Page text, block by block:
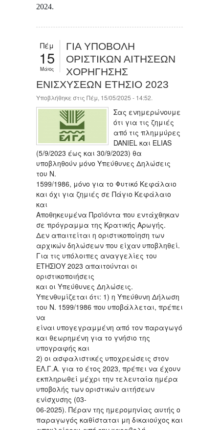
2024.
Πέμ
15
Μάιος
ΓΙΑ ΥΠΟΒΟΛΗ
ΟΡΙΣΤΙΚΩΝ ΑΙΤΗΣΕΩΝ
ΧΟΡΗΓΗΣΗΣ
ΕΝΙΣΧΥΣΕΩΝ ΕΤΗΣΙΟ 2023
Υποβλήθηκε στις Πέμ, 15/05/2025 - 14:52.
Σας ενημερώνουμε
ότι για τις ζημιές
από τις πλημμύρες
DANIEL και ELIAS
(5/9/2023 έως και 30/9/2023) θα
υποβληθούν μόνο Υπεύθυνες Δηλώσεις
του Ν.
1599/1986, μόνο για το Φυτικό Κεφάλαιο
και όχι για ζημιές σε Πάγιο Κεφάλαιο
και
Αποθηκευμένα Προϊόντα που εντάχθηκαν
σε πρόγραμμα της Κρατικής Αρωγής.
Δεν απαιτείται η οριστικοποίηση των
αρχικών δηλώσεων που είχαν υποβληθεί.
Για τις υπόλοιπες αναγγελίες του
ΕΤΗΣΙΟΥ 2023 απαιτούνται οι
οριστικοποιήσεις
και οι Υπεύθυνες Δηλώσεις.
Υπενθυμίζεται ότι: 1) η Υπεύθυνη Δήλωση
του Ν. 1599/1986 που υποβάλλεται, πρέπει
να
είναι υπογεγραμμένη από τον παραγωγό
και θεωρημένη για το γνήσιο της
υπογραφής και
2) οι ασφαλιστικές υποχρεώσεις στον
ΕΛ.Γ.Α. για το έτος 2023, πρέπει να έχουν
εκπληρωθεί μέχρι την τελευταία ημέρα
υποβολής των οριστικών αιτήσεων
ενίσχυσης (03-
06-2025). Πέραν της ημερομηνίας αυτής ο
παραγωγός καθίσταται μη δικαιούχος και